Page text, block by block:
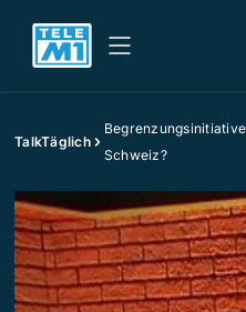
TalkTäglich
Schweiz?